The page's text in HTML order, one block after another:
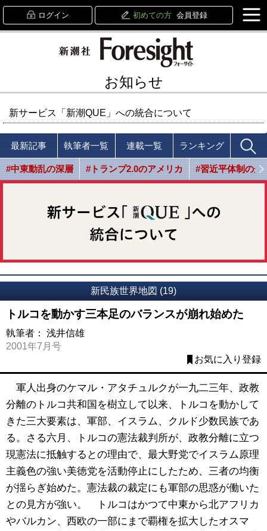
ログイン 初めての方 会員登録
お知らせ
新サービス「新潮QUE」への統合について
最新記事 執筆者一覧 連載一覧 ランキング
#中東動乱の深層 #トランプ2.0のアメリカ #習近平体制の光
新民族世界地図 (19)
トルコを動かす三本足のバランスが崩れ始めた
執筆者： 浅井信雄
2001年7月号
お気に入り登録
軍人出身のケマル・アタチュルクが一九二三年、政教
分離のトルコ共和国を樹立して以来、トルコを動かして
きた三大要素は、軍部、イスラム、クルド少数民族であ
る。さる六月、トルコの憲法裁判所が、政教分離に立つ
現憲法に抵触するとの理由で、最大野党でイスラム原理
主義色の強い美徳党を活動停止にしたため、三者の均衡
が揺らぎ始めた。憲法裁の裁定にも軍部の思惑が働いた
との見方が強い。 トルコはかつて中東から北アフリカ
やバルカン、西欧の一部にまで覇権を拡大したオスマ